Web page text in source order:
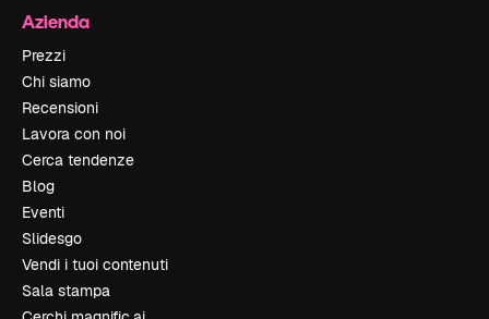
Azienda
Prezzi
Chi siamo
Recensioni
Lavora con noi
Cerca tendenze
Blog
Eventi
Slidesgo
Vendi i tuoi contenuti
Sala stampa